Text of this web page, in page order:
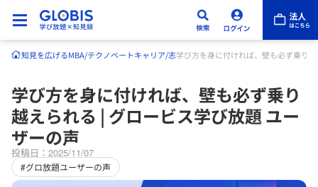
知見を広げるMBA/テクノベートキャリア/志学び方を身に付ければ、壁も必ず乗り
学び方を身に付ければ、壁も必ず乗り
越えられる | グロービス学び放題 ユー
ザーの声
投稿日：2025/11/07
#グロ放題ユーザーの声